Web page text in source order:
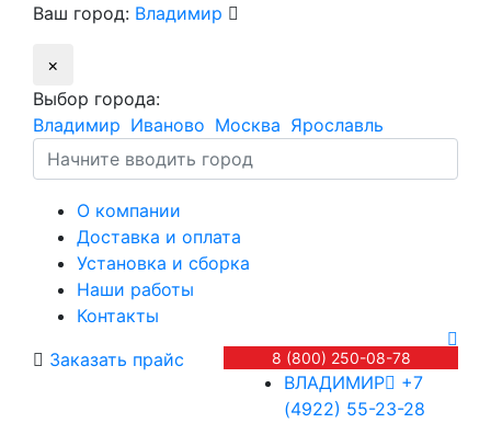
Ваш город: Владимир
×
Выбор города:
Владимир Иваново Москва Ярославль
О компании
Доставка и оплата
Установка и сборка
Наши работы
Контакты
Заказать прайс
8 (800) 250-08-78
ВЛАДИМИР
+7
(4922) 55-23-28